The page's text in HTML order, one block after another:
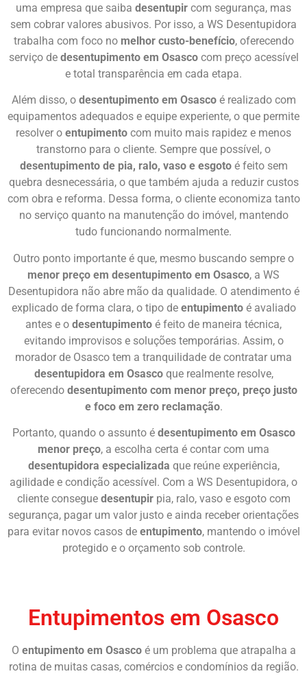
uma empresa que saiba desentupir com segurança, mas
sem cobrar valores abusivos. Por isso, a WS Desentupidora
trabalha com foco no melhor custo-benefício, oferecendo
serviço de desentupimento em Osascocom preço acessível
e total transparência em cada etapa.
Além disso, o desentupimento em Osascoé realizado com
equipamentos adequados e equipe experiente, o que permite
resolver o entupimento com muito mais rapidez e menos
transtorno para o cliente. Sempre que possível, o
desentupimento de pia, ralo, vaso e esgotoé feito sem
quebra desnecessária, o que também ajuda a reduzir custos
com obra e reforma. Dessa forma, o cliente economiza tanto
no serviço quanto na manutenção do imóvel, mantendo
tudo funcionando normalmente.
Outro ponto importante é que, mesmo buscando sempre o
menor preço em desentupimento em Osasco, a WS
Desentupidora não abre mão da qualidade. O atendimento é
explicado de forma clara, o tipo de entupimentoé avaliado
antes e o desentupimento é feito de maneira técnica,
evitando improvisos e soluções temporárias. Assim, o
morador de Osasco tem a tranquilidade de contratar uma
desentupidora em Osascoque realmente resolve,
oferecendo desentupimento com menor preço, preço justo
e foco em zero reclamação.
Portanto, quando o assunto é desentupimento em Osasco
menor preço, a escolha certa é contar com uma
desentupidora especializada que reúne experiência,
agilidade e condição acessível. Com a WS Desentupidora, o
cliente consegue desentupirpia, ralo, vaso e esgoto com
segurança, pagar um valor justo e ainda receber orientações
para evitar novos casos de entupimento, mantendo o imóvel
protegido e o orçamento sob controle.
Entupimentos em Osasco
O entupimento em Osascoé um problema que atrapalha a
rotina de muitas casas, comércios e condomínios da região.